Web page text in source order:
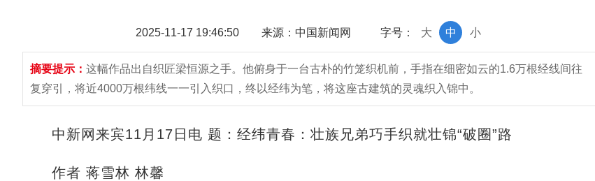
2025-11-17 19:46:50 来源：中国新闻网 字号： 小
中
大
摘要提示： 这幅作品出自织匠梁恒源之手。他俯身于一台古朴的竹笼织机前，手指在细密如云的1.6万根经线间往
复穿引，将近4000万根纬线一一引入织口，终以经纬为笔，将这座古建筑的灵魂织入锦中。
中新网来宾11月17日电 题：经纬青春：壮族兄弟巧手织就壮锦“破圈”路
作者 蒋雪林 林馨